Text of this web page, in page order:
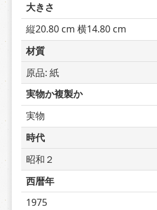
大きさ
縦20.80 cm 横14.80 cm
材質
原品: 紙
実物か複製か
実物
時代
昭和２
西暦年
1975